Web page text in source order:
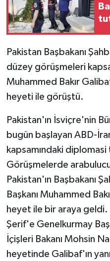
Pakistan Başbakanı
düzey görüşmeleri
Muhammed Bakır
heyeti ile görüştü.
Pakistan'ın İsviçre'nin
bugün başlayan ABD-
kapsamındaki
Görüşmelerde
Pakistan'ın Başbakanı
Başkanı Muhammed
heyet ile bir araya geldi.
Şerif'e Genelkurmay
İçişleri Bakanı Mohsin
heyetinde Galibaf'ın yanı